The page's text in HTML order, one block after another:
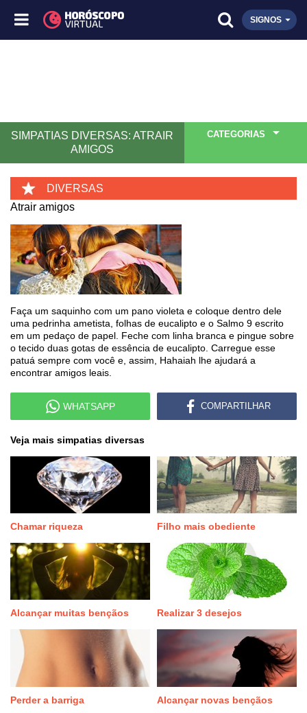
SIGNOS
SIMPATIAS DIVERSAS: ATRAIR
AMIGOS
CATEGORIAS
DIVERSAS
Atrair amigos
Faça um saquinho com um pano violeta e coloque dentro dele
uma pedrinha ametista, folhas de eucalipto e o Salmo 9 escrito
em um pedaço de papel. Feche com linha branca e pingue sobre
o tecido duas gotas de essência de eucalipto. Carregue esse
patuá sempre com você e, assim, Hahaiah lhe ajudará a
encontrar amigos leais.
WHATSAPP COMPARTILHAR
Veja mais simpatias diversas
Chamar riqueza Filho mais obediente
Alcançar muitas bençãos Realizar 3 desejos
Perder a barriga Alcançar novas bençãos